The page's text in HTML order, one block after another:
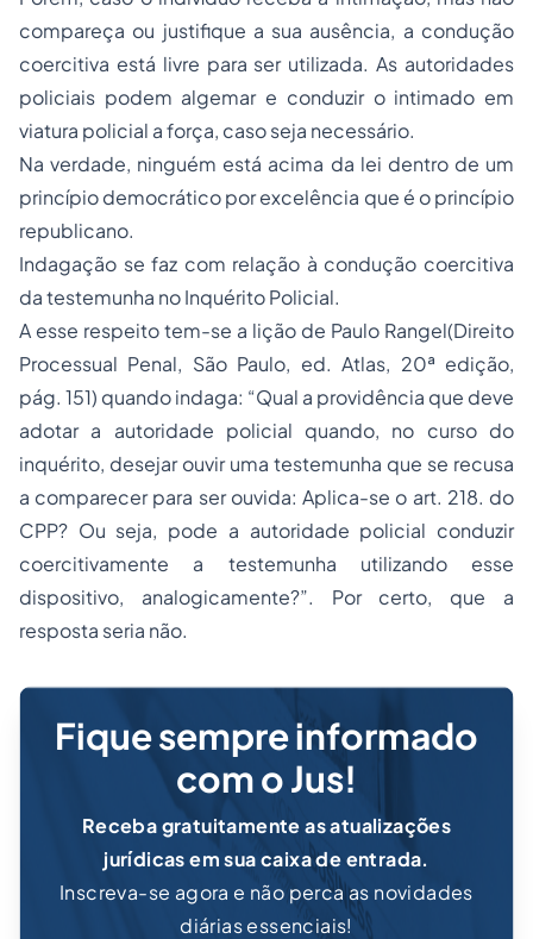
compareça ou justifique a sua ausência, a condução
coercitiva está livre para ser utilizada. As autoridades
policiais podem algemar e conduzir o intimado em
viatura policial a força, caso seja necessário.
Na verdade, ninguém está acima da lei dentro de um
princípio democrático por excelência que é o princípio
republicano.
Indagação se faz com relação à condução coercitiva
da testemunha no Inquérito Policial.
A esse respeito tem-se a lição de Paulo Rangel(Direito
Processual Penal, São Paulo, ed. Atlas, 20ª edição,
pág. 151) quando indaga: “Qual a providência que deve
adotar a autoridade policial quando, no curso do
inquérito, desejar ouvir uma testemunha que se recusa
a comparecer para ser ouvida: Aplica-se o art. 218. do
CPP? Ou seja, pode a autoridade policial conduzir
coercitivamente a testemunha utilizando esse
dispositivo, analogicamente?”. Por certo, que a
resposta seria não.
Fique sempre informado
com o Jus!
Receba gratuitamente as atualizações
jurídicas em sua caixa de entrada.
Inscreva-se agora e não perca as novidades
diárias essenciais!